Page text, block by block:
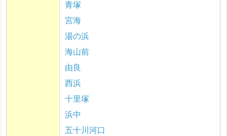
青塚
宮海
湯の浜
海山前
由良
西浜
十里塚
浜中
五十川河口